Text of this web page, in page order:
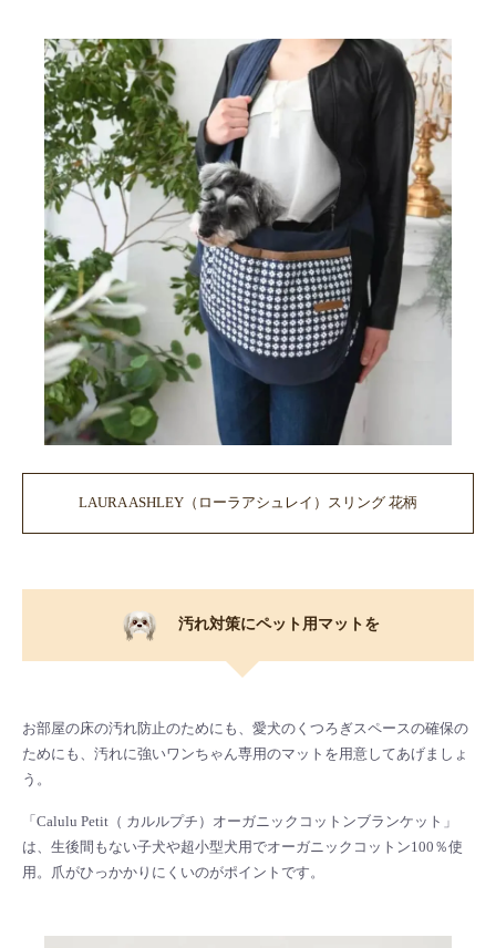
LAURA ASHLEY（ローラアシュレイ）スリング 花柄
汚れ対策にペット用マットを
お部屋の床の汚れ防止のためにも、愛犬のくつろぎスペースの確保の
ためにも、汚れに強いワンちゃん専用のマットを用意してあげましょ
う。
「Calulu Petit（ カルルプチ）オーガニックコットンブランケット」
は、生後間もない子犬や超小型犬用でオーガニックコットン100％使
用。爪がひっかかりにくいのがポイントです。